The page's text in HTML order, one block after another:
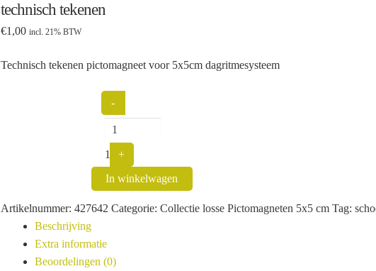
technisch tekenen
€1,00 incl. 21% BTW
Technisch tekenen pictomagneet voor 5x5cm dagritmesysteem
-
1 +
In winkelwagen
Artikelnummer: 427642 Categorie: Collectie losse Pictomagneten 5x5 cm Tag:
Beschrijving
Extra informatie
Beoordelingen (0)